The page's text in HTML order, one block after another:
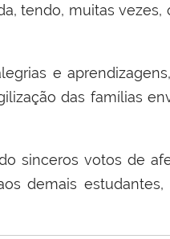
tendo, muitas
e
das famílias
sinceros votos de
demais